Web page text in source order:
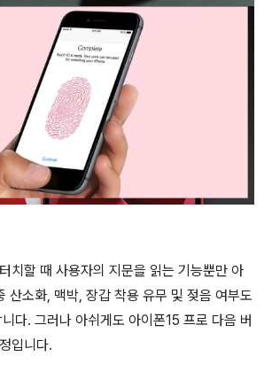
치할 때 사용자의 지문을 읽는 기능뿐만 아
산소화, 맥박, 장갑 착용 유무 및 젖음 여부도
다. 그러나 아쉬게도 아이폰15 프로 다음 버
입니다.